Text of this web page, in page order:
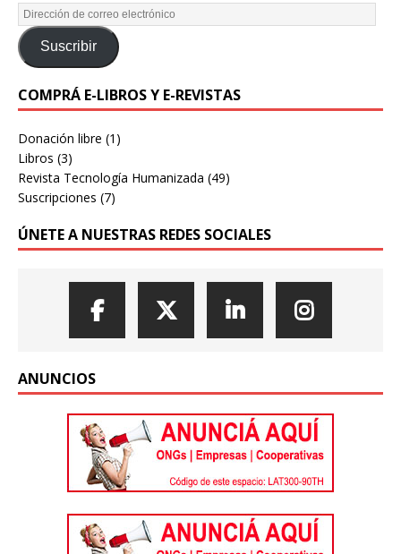
Suscribir
COMPRÁ E-LIBROS Y E-REVISTAS
Donación libre (1)
Libros (3)
Revista Tecnología Humanizada (49)
Suscripciones (7)
ÚNETE A NUESTRAS REDES SOCIALES
ANUNCIOS